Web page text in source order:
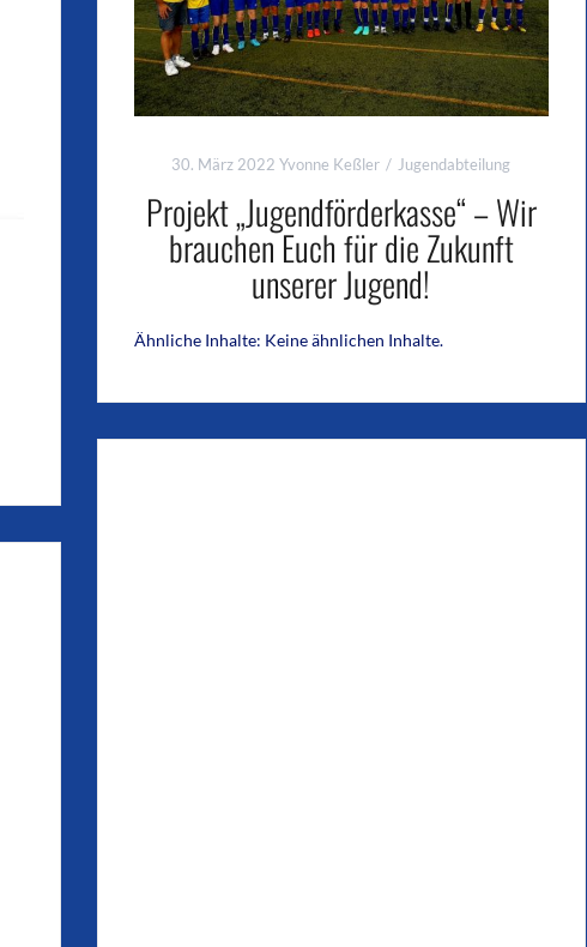
30. März 2022 Yvonne Keßler Jugendabteilung
Projekt „Jugendförderkasse“ – Wir
brauchen Euch für die Zukunft
unserer Jugend!
Ähnliche Inhalte: Keine ähnlichen Inhalte.